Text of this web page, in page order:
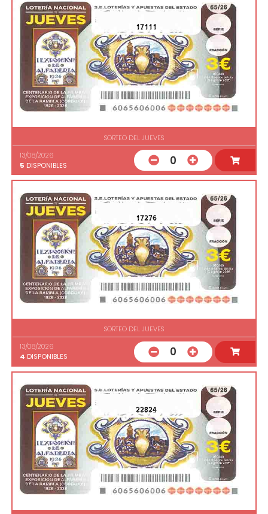
17111
SORTEO DEL JUEVES
13/08/2026
5 DISPONIBLES 0
17276
SORTEO DEL JUEVES
13/08/2026
4 DISPONIBLES 0
22824